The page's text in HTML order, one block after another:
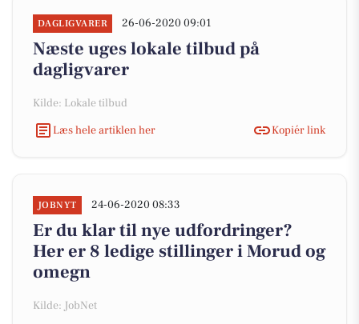
DAGLIGVARER 26-06-2020 09:01
Næste uges lokale tilbud på
dagligvarer
Kilde: Lokale tilbud
Læs hele artiklen her
Kopiér link
JOBNYT 24-06-2020 08:33
Er du klar til nye udfordringer?
Her er 8 ledige stillinger i Morud og
omegn
Kilde: JobNet